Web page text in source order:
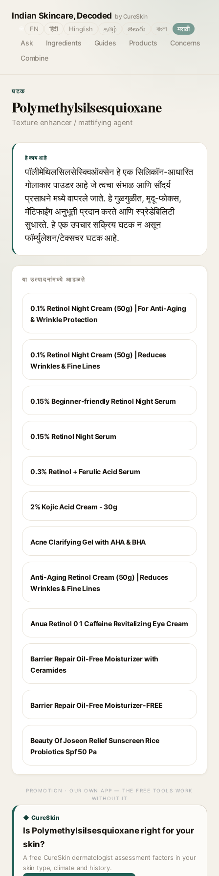
Indian Skincare, Decoded by CureSkin
Ask Ingredients Guides Products
Concerns
Combine
EN हिंदी Hinglish தமிழ் తెలుగు বাংলা मराठी
घटक
Polymethylsilsesquioxane
Texture enhancer / mattifying agent
हे काय आहे
पॉलीमेथिलसिलसेस्क्विऑक्सेन हे एक सिलिकॉन-आधारित
गोलाकार पाउडर आहे जे त्वचा संभाळ आणि सौंदर्य
प्रसाधने मध्ये वापरले जाते. हे गुळगुळीत, मृदू-फोकस,
मॅटिफाईंग अनुभूती प्रदान करते आणि स्प्रेडेबिलिटी
सुधारते. हे एक उपचार सक्रिय घटक न असून
फॉर्म्युलेशन/टेक्सचर घटक आहे.
या उत्पादनांमध्ये आढळते
0.1% Retinol Night Cream (50g) | For Anti-Aging
& Wrinkle Protection
0.1% Retinol Night Cream (50g) | Reduces
Wrinkles & Fine Lines
0.15% Beginner-friendly Retinol Night Serum
0.15% Retinol Night Serum
0.3% Retinol + Ferulic Acid Serum
2% Kojic Acid Cream - 30g
Acne Clarifying Gel with AHA & BHA
Anti-Aging Retinol Cream (50g) | Reduces
Wrinkles & Fine Lines
Anua Retinol 0 1 Caffeine Revitalizing Eye Cream
Barrier Repair Oil-Free Moisturizer with
Ceramides
Barrier Repair Oil-Free Moisturizer-FREE
Beauty Of Joseon Relief Sunscreen Rice
Probiotics Spf 50 Pa
PROMOTION · OUR OWN APP — THE FREE TOOLS WORK
WITHOUT IT
◆ CureSkin
Is Polymethylsilsesquioxane right for your
skin?
A free CureSkin dermatologist assessment factors in your
skin type, climate and history.